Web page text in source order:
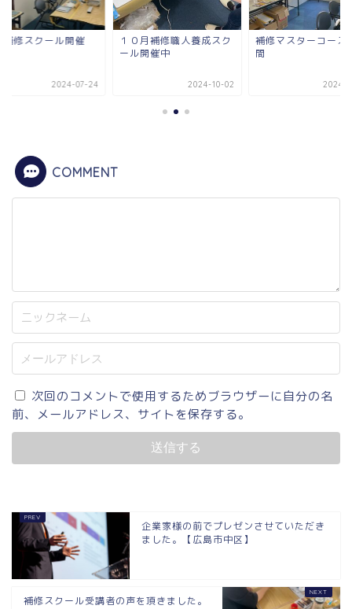
１０月補修職人養成スク
2024-10-02
補修マスターコース3日
間
2024-05-25
７月補修ス
COMMENT
次回のコメントで使用するためブラウザーに自分の名
前、メールアドレス、サイトを保存する。
企業家様の前でプレゼンさせていただき
ました。【広島市中区】
補修スクール受講者の声を頂きました。